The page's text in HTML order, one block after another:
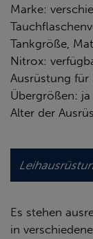
Marke:
Tankgröße,
Nitrox:
Ausrüstung für
Übergrößen: ja
Alter der
Es stehen
in